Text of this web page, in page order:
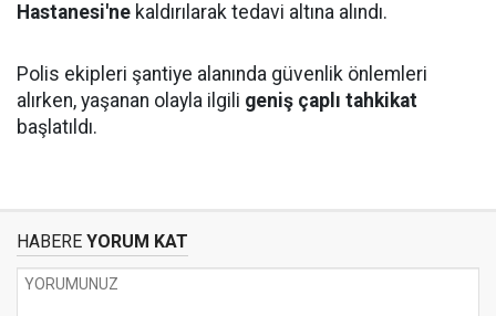
Hastanesi'ne kaldırılarak tedavi altına alındı.
Polis ekipleri şantiye alanında güvenlik önlemleri
alırken, yaşanan olayla ilgili geniş çaplı tahkikat
başlatıldı.
HABERE YORUM KAT